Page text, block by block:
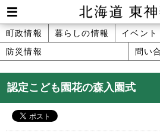
本
文
へ
メ
ュ
Men
u
北海道 東神楽町
メ
ニ
ュ
町政情報 暮らしの情報 イベント
防災情報
問い
認定こども園花の森入園式